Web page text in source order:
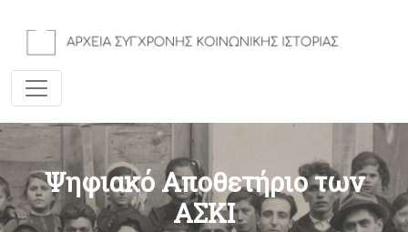
Ψηφιακό Αποθετήριο των
ΑΣΚΙ